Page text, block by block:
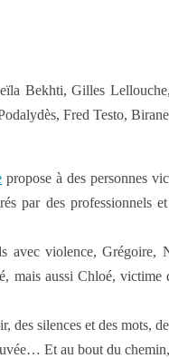
Bekhti, Gilles
Fred Testo,
propose à des personnes
par des professionnels
avec violence, Grégoire,
mais aussi Chloé, victime
des silences et des mots,
Et au bout du